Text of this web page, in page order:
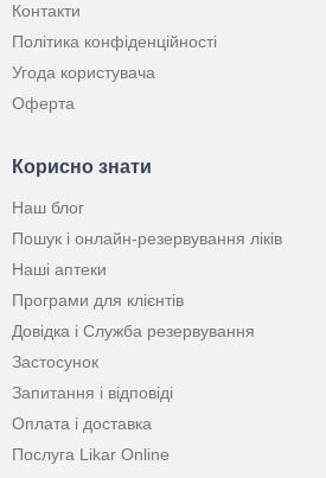
Контакти
Політика конфіденційності
Угода користувача
Оферта
Корисно знати
Наш блог
Пошук і онлайн-резервування ліків
Наші аптеки
Програми для клієнтів
Довідка і Служба резервування
Застосунок
Запитання і відповіді
Оплата і доставка
Послуга Likar Online